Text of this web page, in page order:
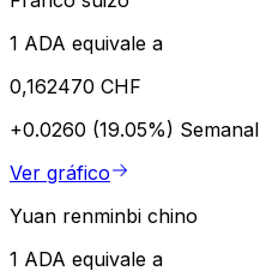
1 ADA equivale a
0,162470 CHF
+0.0260 (19.05%) Semanal
Ver gráfico
Yuan renminbi chino
1 ADA equivale a